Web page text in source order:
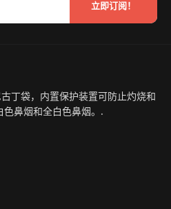
立即订阅！
丁袋，内置保护装置可防止灼烧和
鼻烟和全白色鼻烟。.